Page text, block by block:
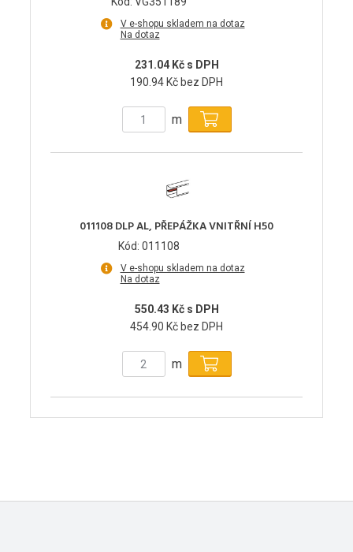
V e-shopu skladem na dotaz
Na dotaz
231.04 Kč s DPH
190.94 Kč bez DPH
m
011108 DLP AL, PŘEPÁŽKA VNITŘNÍ H50
Kód: 011108
V e-shopu skladem na dotaz
Na dotaz
550.43 Kč s DPH
454.90 Kč bez DPH
m